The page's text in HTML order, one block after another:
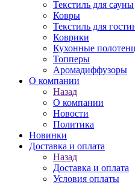
Текстиль для сауны
Ковры
Текстиль для
Коврики
Кухонные
Топперы
Аромадиффузоры
О компании
Назад
О компании
Новости
Политика
Новинки
Доставка и оплата
Назад
Доставка и оплата
Условия оплаты